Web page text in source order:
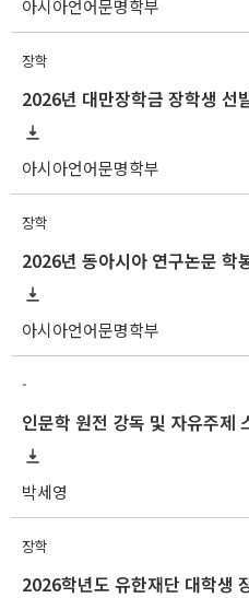
아시아언어문명학부
장학
2026년 대만장학금 장학생
아시아언어문명학부
장학
아시아언어문명학부
-
박세영
장학